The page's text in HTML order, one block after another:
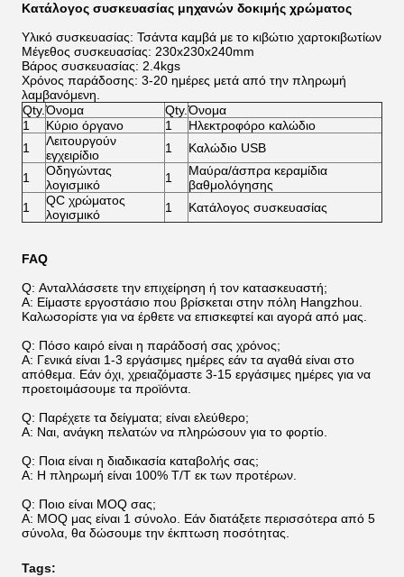
Κατάλογος συσκευασίας μηχανών δοκιμής χρώματος
Υλικό συσκευασίας: Τσάντα καμβά με το κιβώτιο χαρτοκιβωτίων
Μέγεθος συσκευασίας: 230x230x240mm
Βάρος συσκευασίας: 2.4kgs
Χρόνος παράδοσης: 3-20 ημέρες μετά από την πληρωμή
λαμβανόμενη.
Qty.Όνομα Qty.Όνομα
1
Κύριο όργανο 1
Ηλεκτροφόρο καλώδιο
1
Λειτουργούν
εγχειρίδιο
1 Καλώδιο USB
1
Οδηγώντας
λογισμικό
1
Μαύρα/άσπρα κεραμίδια
βαθμολόγησης
1
QC χρώματος
λογισμικό
1 Κατάλογος συσκευασίας
FAQ
Q: Ανταλλάσσετε την επιχείρηση ή τον κατασκευαστή;
Α: Είμαστε εργοστάσιο που βρίσκεται στην πόλη Hangzhou.
Καλωσορίστε για να έρθετε να επισκεφτεί και αγορά από μας.
Q: Πόσο καιρό είναι η παράδοσή σας χρόνος;
Α: Γενικά είναι 1-3 εργάσιμες ημέρες εάν τα αγαθά είναι στο
απόθεμα. Εάν όχι, χρειαζόμαστε 3-15 εργάσιμες ημέρες για να
προετοιμάσουμε τα προϊόντα.
Q: Παρέχετε τα δείγματα; είναι ελεύθερο;
Α: Ναι, ανάγκη πελατών να πληρώσουν για το φορτίο.
Q: Ποια είναι η διαδικασία καταβολής σας;
Α: Η πληρωμή είναι 100% T/T εκ των προτέρων.
Q: Ποιο είναι MOQ σας;
Α: MOQ μας είναι 1 σύνολο. Εάν διατάξετε περισσότερα από 5
σύνολα, θα δώσουμε την έκπτωση ποσότητας.
Tags: